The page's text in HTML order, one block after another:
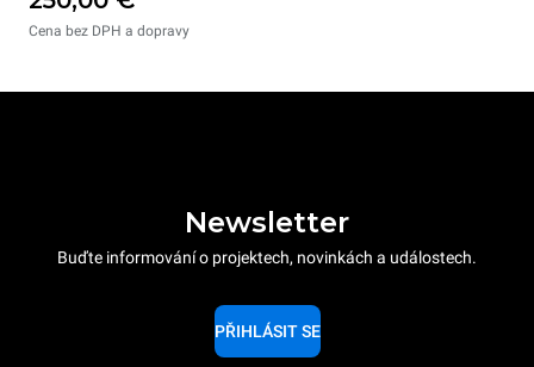
Cena bez DPH a dopravy
Newsletter
Buďte informování o projektech, novinkách a událostech.
PŘIHLÁSIT SE